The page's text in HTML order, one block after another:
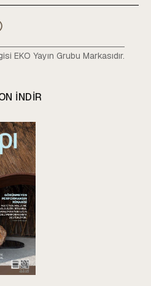
EKO Yayın Grubu Markasıdır.
INDIR